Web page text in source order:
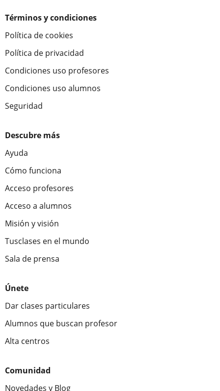
Términos y condiciones
Política de cookies
Política de privacidad
Condiciones uso profesores
Condiciones uso alumnos
Seguridad
Descubre más
Ayuda
Cómo funciona
Acceso profesores
Acceso a alumnos
Misión y visión
Tusclases en el mundo
Sala de prensa
Únete
Dar clases particulares
Alumnos que buscan profesor
Alta centros
Comunidad
Novedades y Blog